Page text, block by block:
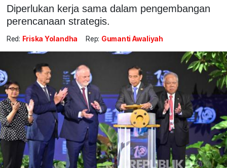
Diperlukan kerja sama dalam pengembangan
perencanaan strategis.
Red: Friska Yolandha Rep: Gumanti Awaliyah